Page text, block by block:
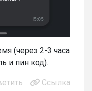
(через 2-3 часа
и пин код).
Ссылка